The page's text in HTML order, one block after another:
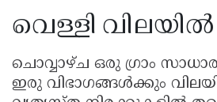
വെള്ളി വിലയിൽ
ചൊവ്വാഴ്ച ഒരു ഗ്രാം
ഇരു വിഭാഗങ്ങൾക്കും വിലയിൽ